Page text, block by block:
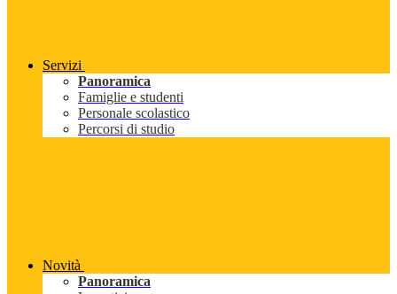
Servizi
Panoramica
Famiglie e studenti
Personale scolastico
Percorsi di studio
Novità
Panoramica